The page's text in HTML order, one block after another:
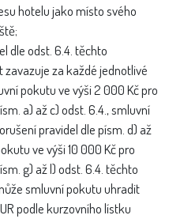
hotelu jako místo svého
dle odst. 6.4. těchto
za každé jednotlivé
pokutu ve výši 2 000 Kč pro
a) až c) odst. 6.4., smluvní
pravidel dle písm. d) až
ve výši 10 000 Kč pro
g) až l) odst. 6.4. těchto
smluvní pokutu uhradit
podle kurzovního lístku